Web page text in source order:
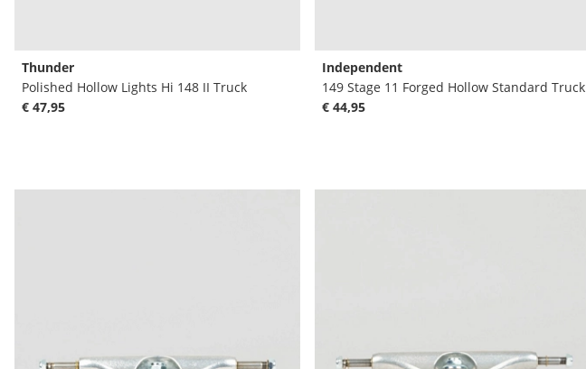
Thunder
Polished Hollow Lights Hi 148 II Truck
€ 47,95
Independent
149 Stage 11 Forged Hollow Standard Truck
€ 44,95